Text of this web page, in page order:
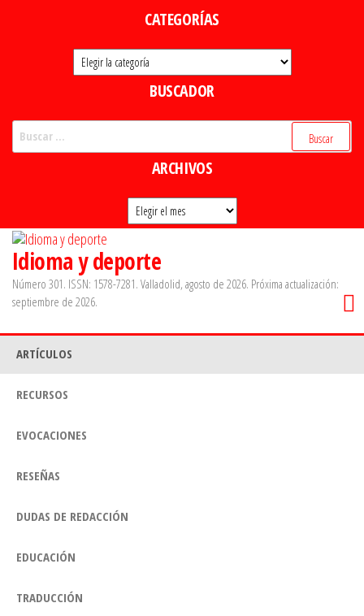
CATEGORÍAS
Categorías
BUSCADOR
ARCHIVOS
Archivos
Idioma y deporte
Número 301. ISSN: 1578-7281. Valladolid, agosto de 2026. Próxima actualización:
septiembre de 2026.
ARTÍCULOS
RECURSOS
EVOCACIONES
RESEÑAS
DUDAS DE REDACCIÓN
EDUCACIÓN
TRADUCCIÓN